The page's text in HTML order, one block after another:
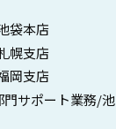
袋本店
幌支店
岡支店
サポート業務/池